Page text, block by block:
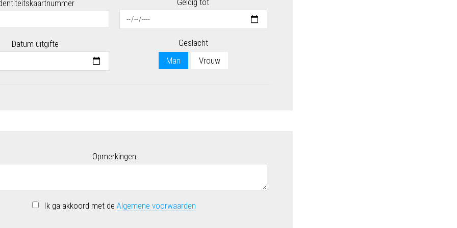
Datum uitgifte
Geslacht
Man
Vrouw
Opmerkingen
Ik ga akkoord met deAlgemene voorwaarden